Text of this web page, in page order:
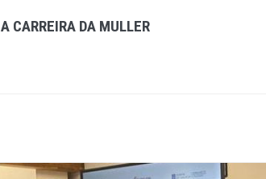
CARREIRA DA MULLER